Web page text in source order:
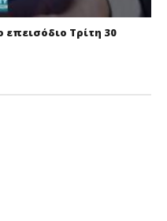
Τρίτη 30